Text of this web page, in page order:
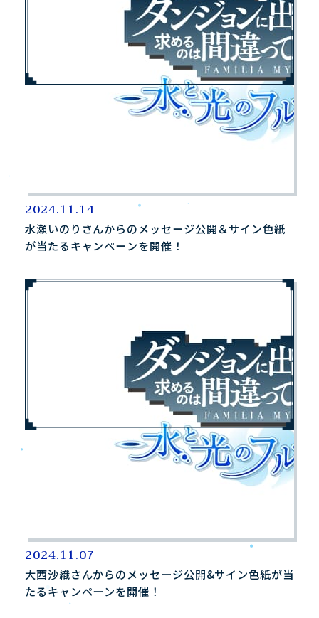
ホーム
NEWS
ニュース
CHARACTER
SYSTEM
システム
GALLERY
PRODUCT
2024.11.14
水瀬いのりさんからのメッセージ公開＆サイン色紙
が当たるキャンペーンを開催！
2024.11.07
大西沙織さんからのメッセージ公開&サイン色紙が当
たるキャンペーンを開催！